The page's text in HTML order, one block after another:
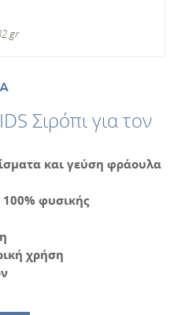
gr
Σιρόπι για τον
και γεύση φράουλα
φυσικής
χρήση